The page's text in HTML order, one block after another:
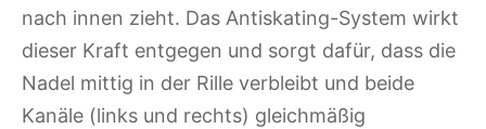
nach innen zieht. Das Antiskating-System wirkt
dieser Kraft entgegen und sorgt dafür, dass die
Nadel mittig in der Rille verbleibt und beide
Kanäle (links und rechts) gleichmäßig